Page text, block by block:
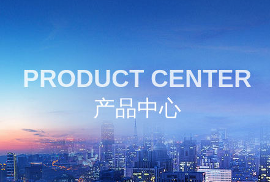
PRODUCT CENTER
产品中心